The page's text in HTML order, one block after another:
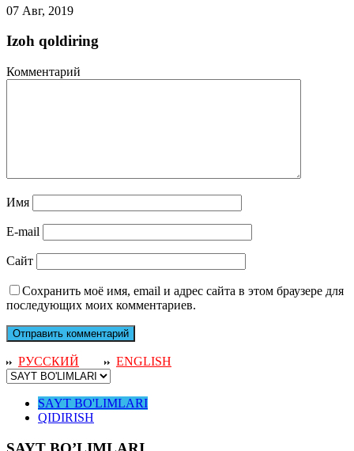
07 Авг, 2019
Izoh qoldiring
Комментарий
Имя
E-mail
Сайт
Сохранить моё имя, email и адрес сайта в этом браузере для
последующих моих комментариев.
РУССКИЙ ENGLISH
SAYT BO'LIMLARI
QIDIRISH